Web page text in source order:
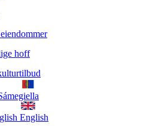
hoff
English